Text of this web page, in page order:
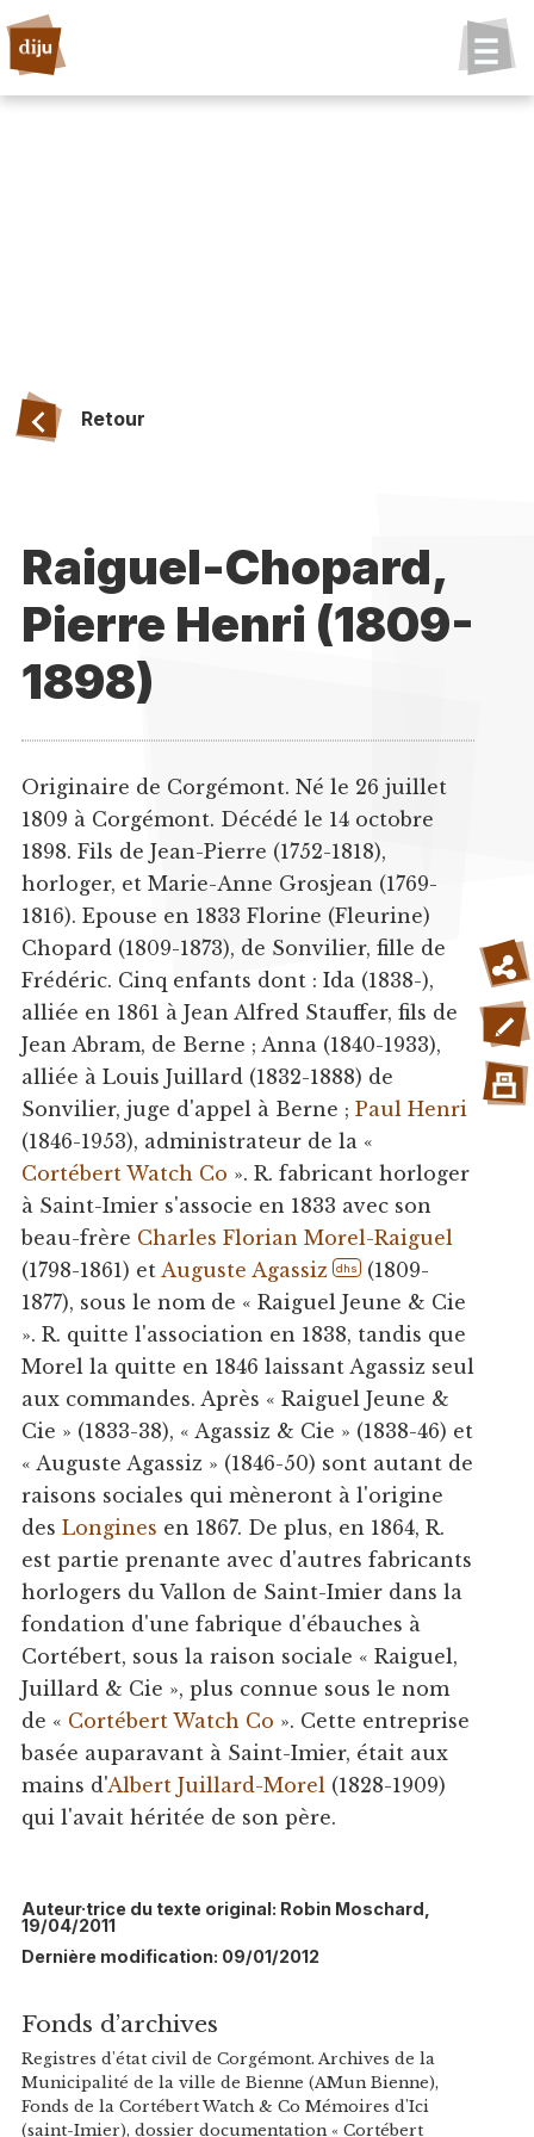
Retour
Raiguel-Chopard,
Pierre Henri (1809-
1898)
Originaire de Corgémont. Né le 26 juillet
1809 à Corgémont. Décédé le 14 octobre
1898. Fils de Jean-Pierre (1752-1818),
horloger, et Marie-Anne Grosjean (1769-
1816). Epouse en 1833 Florine (Fleurine)
Chopard (1809-1873), de Sonvilier, fille de
Frédéric. Cinq enfants dont : Ida (1838-),
alliée en 1861 à Jean Alfred Stauffer, fils de
Jean Abram, de Berne ; Anna (1840-1933),
alliée à Louis Juillard (1832-1888) de
Sonvilier, juge d'appel à Berne ; Paul Henri
(1846-1953), administrateur de la «
Cortébert Watch Co ». R. fabricant horloger
à Saint-Imier s'associe en 1833 avec son
beau-frère Charles Florian Morel-Raiguel
(1798-1861) et Auguste Agassiz dhs (1809-
1877), sous le nom de « Raiguel Jeune & Cie
». R. quitte l'association en 1838, tandis que
Morel la quitte en 1846 laissant Agassiz seul
aux commandes. Après « Raiguel Jeune &
Cie » (1833-38), « Agassiz & Cie » (1838-46) et
« Auguste Agassiz » (1846-50) sont autant de
raisons sociales qui mèneront à l'origine
des Longines en 1867. De plus, en 1864, R.
est partie prenante avec d'autres fabricants
horlogers du Vallon de Saint-Imier dans la
fondation d'une fabrique d'ébauches à
Cortébert, sous la raison sociale « Raiguel,
Juillard & Cie », plus connue sous le nom
de « Cortébert Watch Co ». Cette entreprise
basée auparavant à Saint-Imier, était aux
mains d'Albert Juillard-Morel(1828-1909)
qui l'avait héritée de son père.
Auteur·trice du texte original: Robin Moschard,
19/04/2011
Dernière modification: 09/01/2012
Fonds d’archives
Registres d'état civil de Corgémont. Archives de la
Municipalité de la ville de Bienne (AMun Bienne),
Fonds de la Cortébert Watch & Co Mémoires d'Ici
(saint-Imier), dossier documentation « Cortébert